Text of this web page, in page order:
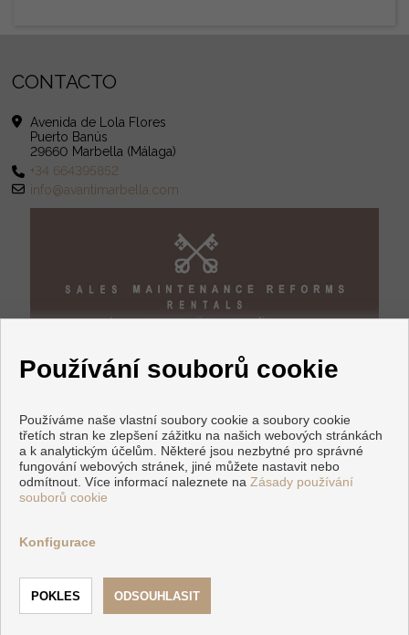
CONTACTO
Avenida de Lola Flores
Puerto Banús
29660 Marbella (Málaga)
+34 664395852
info@avantimarbella.com
Flats and houses for sale in Marbella
Upozornění
Používání souborů cookie
Používáme naše vlastní soubory cookie a soubory cookie
třetích stran ke zlepšení zážitku na našich webových stránkách
a k analytickým účelům. Některé jsou nezbytné pro správné
fungování webových stránek, jiné můžete nastavit nebo
odmítnout. Více informací naleznete na Zásady používání
souborů cookie
Konfigurace